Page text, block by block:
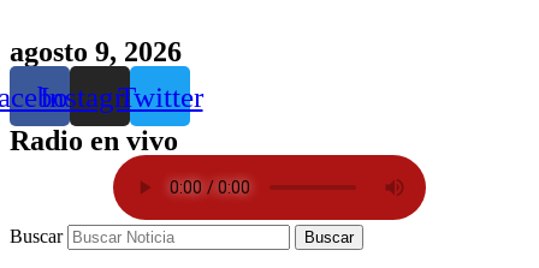
agosto 9, 2026
InstagramTwitter
Radio en vivo
Buscar Buscar